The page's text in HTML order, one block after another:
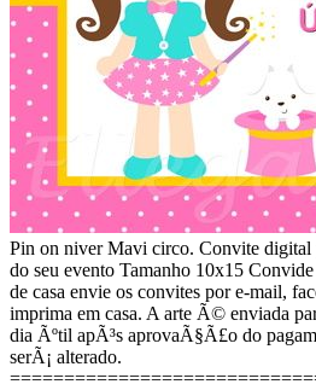
Pin on niver Mavi circo. Convite digital
do seu evento Tamanho 10x15
de casa envie os convites por e-mail,
imprima em casa. A arte Ã© enviada
dia Ãºtil apÃ³s aprovaÃ§Ã£o do
serÃ¡ alterado.